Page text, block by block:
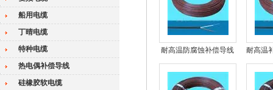
船用电缆
丁晴电缆
特种电缆
热电偶补偿导线
硅橡胶软电缆
耐高温防腐蚀补偿导线
KX-HS-FPVP2*1.5
耐高温